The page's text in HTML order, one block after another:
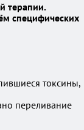
терапии.
специфических
токсины,
переливание